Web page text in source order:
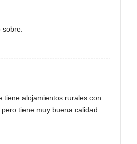
sobre:
tiene alojamientos rurales con
tiene muy buena calidad.